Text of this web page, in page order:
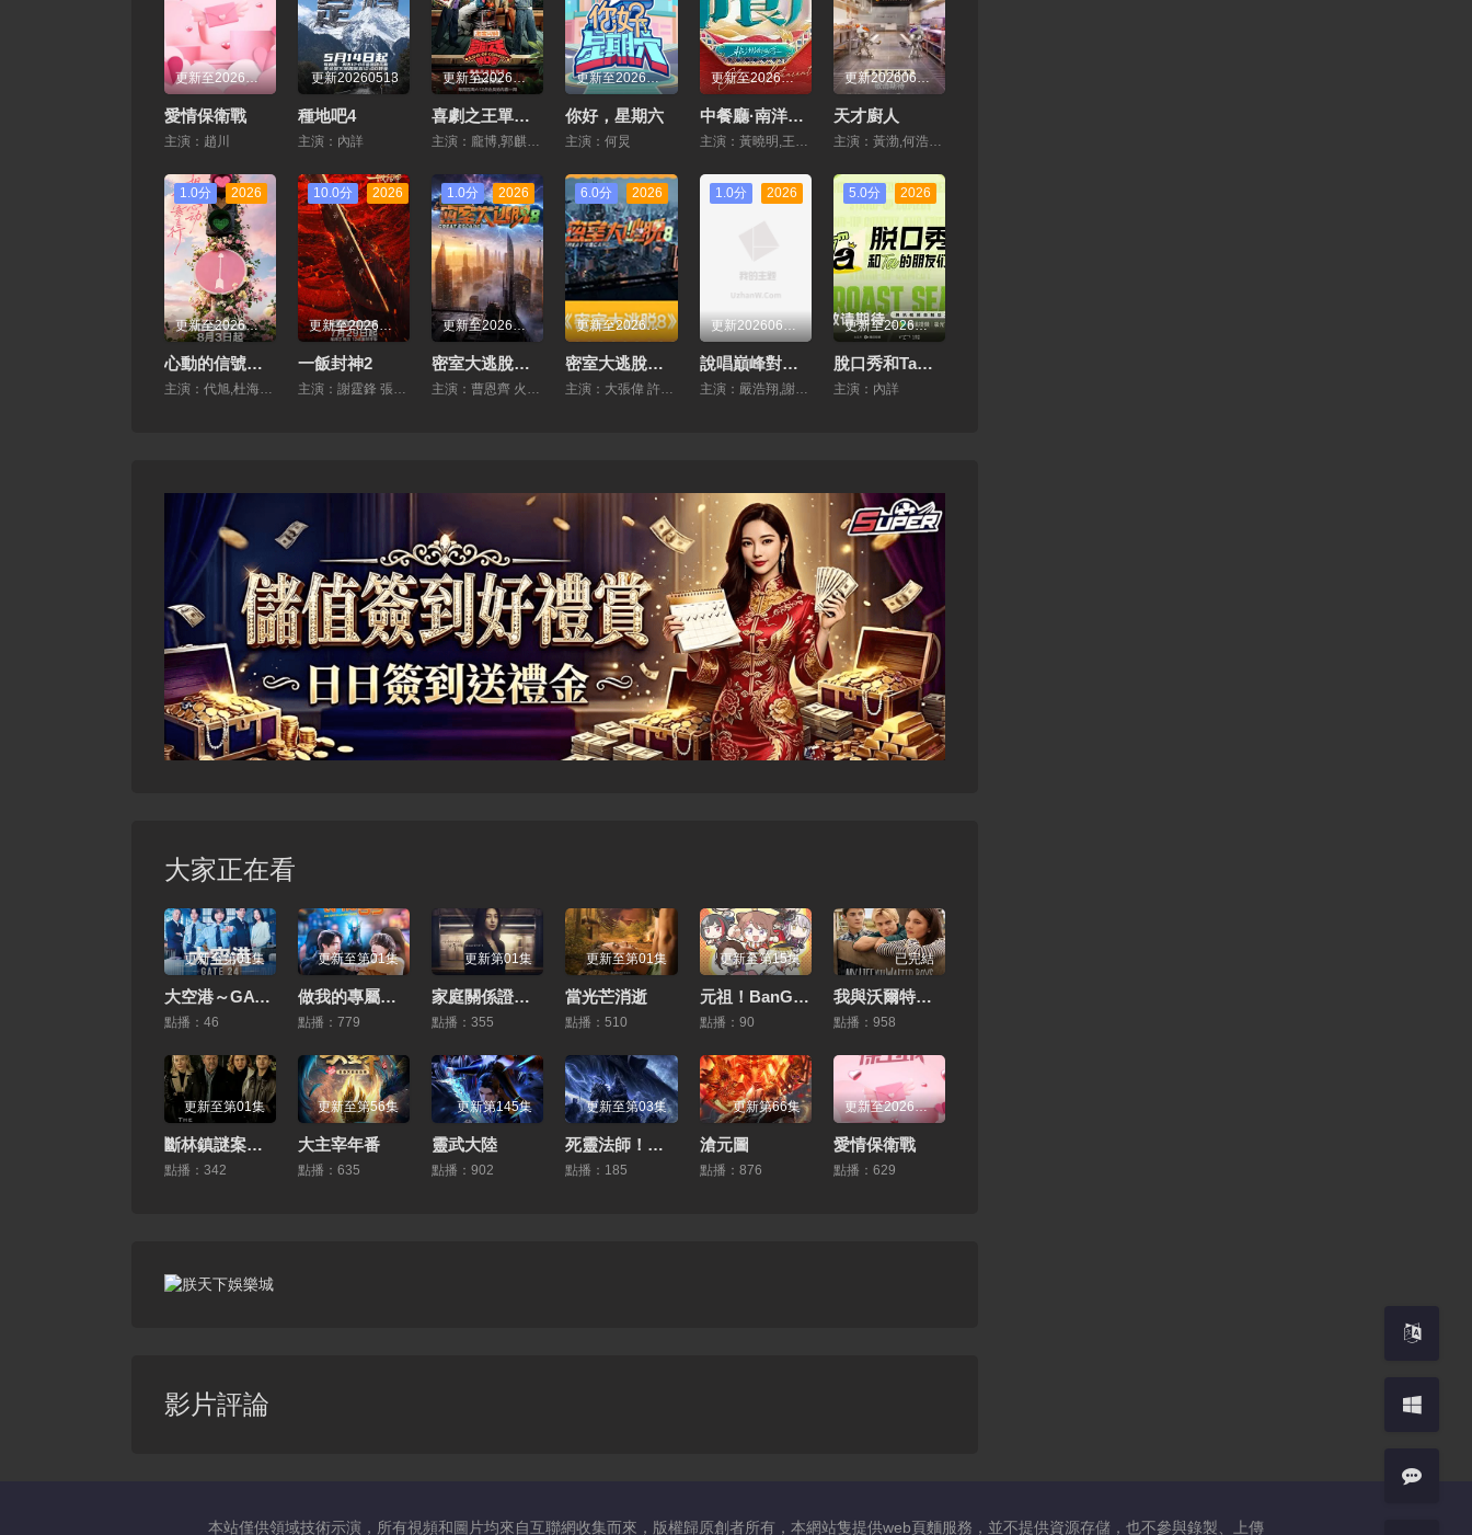
更新至20260115期
愛情保衛戰
主演：趙川
更新20260513
種地吧4
主演：內詳
更新至20260702先導片
喜劇之王單口季第三季
主演：龐博,郭麒麟,黃渤,馬思純
更新至20260620期
你好，星期六
主演：何炅
更新至20260618期
中餐廳·南洋拾光季
主演：黃曉明,王俊凱,昆淩,靳夢佳,張雅琪,林述巍,戴軍,瞿穎,汪涵,尹浩宇,袁一琦
更新20260611上
天才廚人
主演：黃渤,何浩楠,呂嚴,馬頔,王祖藍,楊超越,嶽雲鵬,張柏芝
1.0分 2026
更新至20260731先導片
心動的信號第九季
主演：代旭,杜海濤,薛凱琪,楊超越,張純燁,曹以恒,陳鶴文,崔凱怡,崔譯航,梁人方,沙玥兒,孫柏涵,孫啟萌,吳思穎,於洋,趙希倫
10.0分 2026
更新至20260722先導片
一飯封神2
主演：謝霆鋒 張勇 鄭永麒
1.0分 2026
更新至20260708期
密室大逃脫第八季大神版
主演：曹恩齊 火樹 文韜 李晉曄 何運晨 劉小慫
6.0分 2026
更新至20260708期
密室大逃脫第八季
主演：大張偉 許凱 周筆暢 彭昱暢 張真源 陳哲遠
1.0分 2026
更新20260627第1期上
說唱巔峰對決2026
主演：嚴浩翔,謝帝,艾熱,派克特,功夫胖,盛宇,楊長青,劉嘉裕,米爾艾力,李斯丹妮,布瑞吉,翁傑,黃旭,楊博睿,吳嘉軒,白景屹,貳萬,孫暘,李大奔,徐贏,郭穎
5.0分 2026
更新至20260620期
脫口秀和Ta的朋友們第三季
主演：內詳
大家正在看
更新至第01集
大空港～GATE24～
點播：46
更新至第01集
做我的專屬隊友
點播：779
更新第01集
家庭關係證明書
點播：355
更新至第01集
當光芒消逝
點播：510
更新至第15集
元祖！BanGDream醬
點播：90
已完結
我與沃爾特家男孩的生活第三季
點播：958
更新至第01集
斷林鎮謎案第十二季
點播：342
更新至第56集
大主宰年番
點播：635
更新第145集
靈武大陸
點播：902
更新至第03集
死靈法師！我即是天災動漫
點播：185
更新第66集
滄元圖
點播：876
更新至20260115期
愛情保衛戰
點播：629
影片評論
本站僅供領域技術示演，所有視頻和圖片均來自互聯網收集而來，版權歸原創者所有，本網站隻提供web頁麵服務，並不提供資源存儲，也不參與錄製、上傳